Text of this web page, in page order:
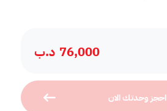
76,000 د.ب
احجز وحدتك الان